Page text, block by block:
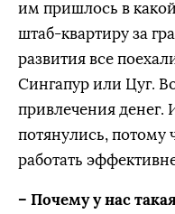
им пришлось в
штаб-квартиру за
развития все
Сингапур или Цуг.
привлечения
потянулись, потому
работать
– Почему у нас